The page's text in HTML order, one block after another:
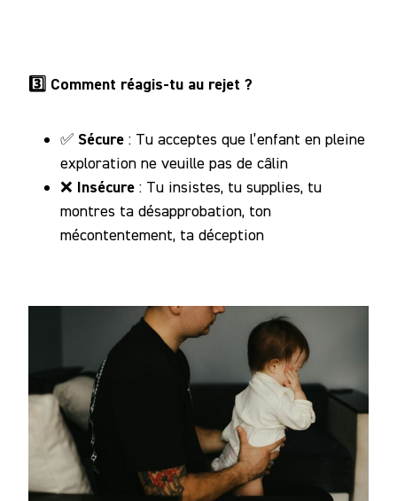
3️⃣ Comment réagis-tu au rejet ?
✅ Sécure : Tu acceptes que l’enfant en pleine
exploration ne veuille pas de câlin
❌ Insécure : Tu insistes, tu supplies, tu
montres ta désapprobation, ton
mécontentement, ta déception